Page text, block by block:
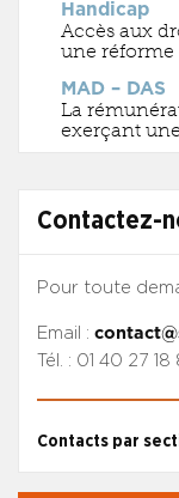
Handicap
Accès aux
une réforme
MAD – DAS
La
exerçant
Contactez-
Pour toute
Email :
Tél. : 01 40 27 18
Contacts par